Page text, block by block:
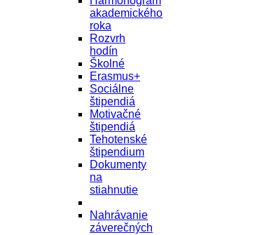
akademického
roka
Rozvrh
hodín
Školné
Erasmus+
Sociálne
štipendiá
Motivačné
štipendiá
Tehotenské
štipendium
Dokumenty
na
stiahnutie
Nahrávanie
záverečných